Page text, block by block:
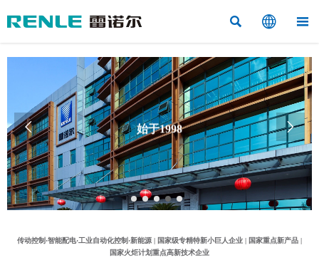
  
始于1998
“工业控制与应用电气”的专业制造商
 
传动控制·智能配电·工业自动化控制·新能源 | 国家级专精特新小巨人企业 | 国家重点新产品 |
国家火炬计划重点高新技术企业